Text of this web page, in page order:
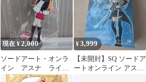
現在 ¥2,000
ソードアート・オンラ
イン アスナ ライダ
ースジャケット 特大
¥3,999
【未開封】SQ ソードア
ートオンライン アスナ